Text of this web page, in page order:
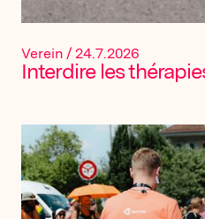
Verein / 24.7.2026
Interdire les